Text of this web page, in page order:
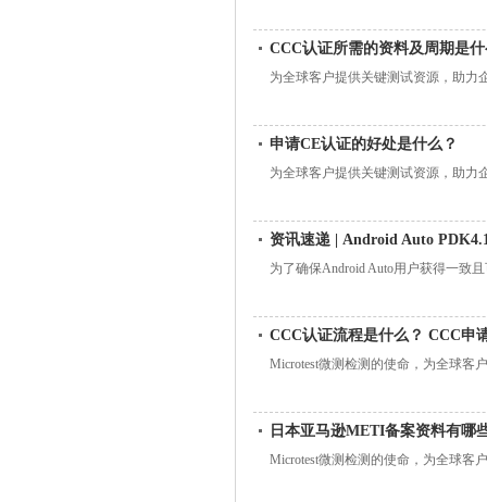
CCC认证所需的资料及周期是
为全球客户提供关键测试资源，助力
申请CE认证的好处是什么？
为全球客户提供关键测试资源，助力
资讯速递 | Android Auto
为了确保Android Auto用户获得一致
CCC认证流程是什么？ CCC申
Microtest微测检测的使命，为全球客
日本亚马逊METI备案资料有哪
Microtest微测检测的使命，为全球客